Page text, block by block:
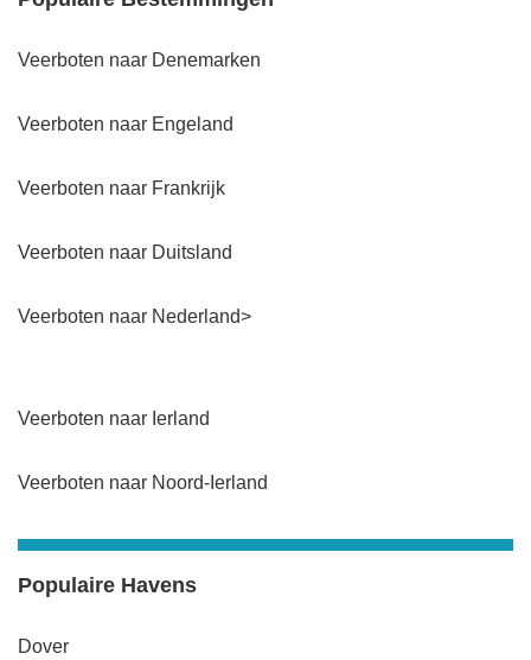
Veerboten naar Denemarken
Veerboten naar Engeland
Veerboten naar Frankrijk
Veerboten naar Duitsland
Veerboten naar Nederland>
Veerboten naar Ierland
Veerboten naar Noord-Ierland
Populaire Havens
Dover